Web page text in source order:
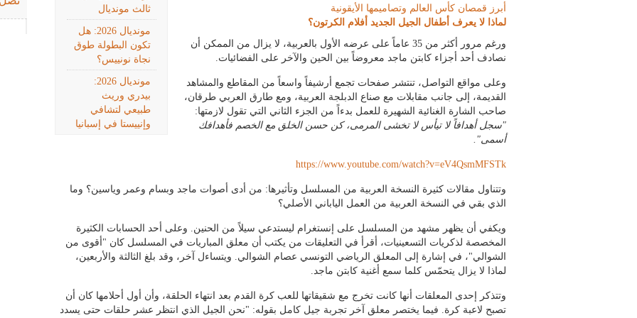
ثالث مونديال
مونديال 2026: هل
تكون البطولة طوق
نجاة نونييس؟
مونديال 2026:
بيدري وريث
طبيعي لتشافي
وإنييستا في إسبانيا
أبرز قمصان كأس العالم وتصاميمها الأيقونية
لماذا لا يعرف أطفال الجيل الجديد أفلام الكرتون؟
ورغم مرور أكثر من 35 عاماً على عرضه الأول بالعربية، لا يزال من الممكن أن
نصادف أحد أجزاء كابتن ماجد معروضاً بين الحين والآخر على الفضائيات.
وعلى مواقع التواصل، تنتشر صفحات تجمع أرشيفاً واسعاً من المقاطع والمشاهد
القديمة، إلى جانب مقابلات مع صناع الدبلجة العربية، ومع طارق العربي طرقان،
صاحب الشارة الغنائية الشهيرة للعمل بدءاً من الجزء الثاني التي تقول لازمتها:
"سجل أهدافاً لا تيأس لا تخشى المرمى، كن حسن الخلق مع الخصم فأهدافك
أسمى".
https://www.youtube.com/watch?v=eV4QsmMFSTk
وتتناول مقالات كثيرة النسخة العربية من المسلسل وتأثيرها: من أدى أصوات ماجد وبسام وعمر وياسين؟ وما
الذي بقي في النسخة العربية من العمل الياباني الأصلي؟
ويكفي أن يظهر مشهد من المسلسل على إنستغرام ليستدعي سيلاً من الحنين. وعلى أحد الحسابات الكثيرة
المخصصة لذكريات التسعينيات، أقرأ في التعليقات من يكتب أن معلق المباريات في المسلسل كان "أقوى من
الشوالي"، في إشارة إلى المعلق الرياضي التونسي عصام الشوالي. ويتساءل آخر، وقد بلغ الثالثة والأربعين،
لماذا لا يزال يتحمّس كلما سمع أغنية كابتن ماجد.
وتتذكر إحدى المعلقات أنها كانت تخرج مع شقيقاتها للعب كرة القدم بعد انتهاء الحلقة، وأن أول أحلامها كان أن
تصبح لاعبة كرة. فيما يختصر معلق آخر تجربة جيل كامل بقوله: "نحن الجيل الذي انتظر عشر حلقات حتى يسدد